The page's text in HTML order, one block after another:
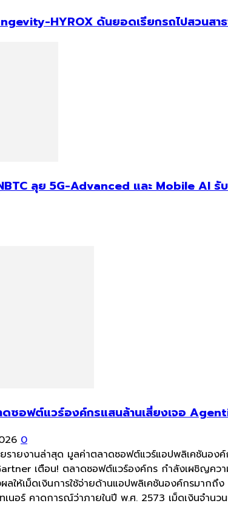
HYROX ดันยอดเรียกรถไปสวนสา
ลุย 5G-Advanced และ Mobile AI
ซอฟต์แวร์องค์กรแสนล้านเสี่ยงเจอ
0
รายงานล่าสุด มูลค่าตลาดซอฟต์แวร์แอปพลิเคชันอ
เตือน! ตลาดซอฟต์แวร์องค์กร กำลังเผชิญคว
ให้เม็ดเงินการใช้จ่ายด้านแอปพลิเคชันองค์กรมาก
อร์ คาดการณ์ว่าภายในปี พ.ศ. 2573 เม็ดเงินจำนว